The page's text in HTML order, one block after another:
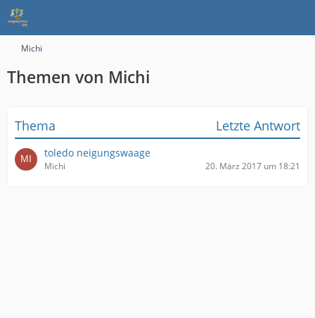
Michi
Themen von Michi
Thema Letzte Antwort
toledo neigungswaage
Michi 20. März 2017 um 18:21